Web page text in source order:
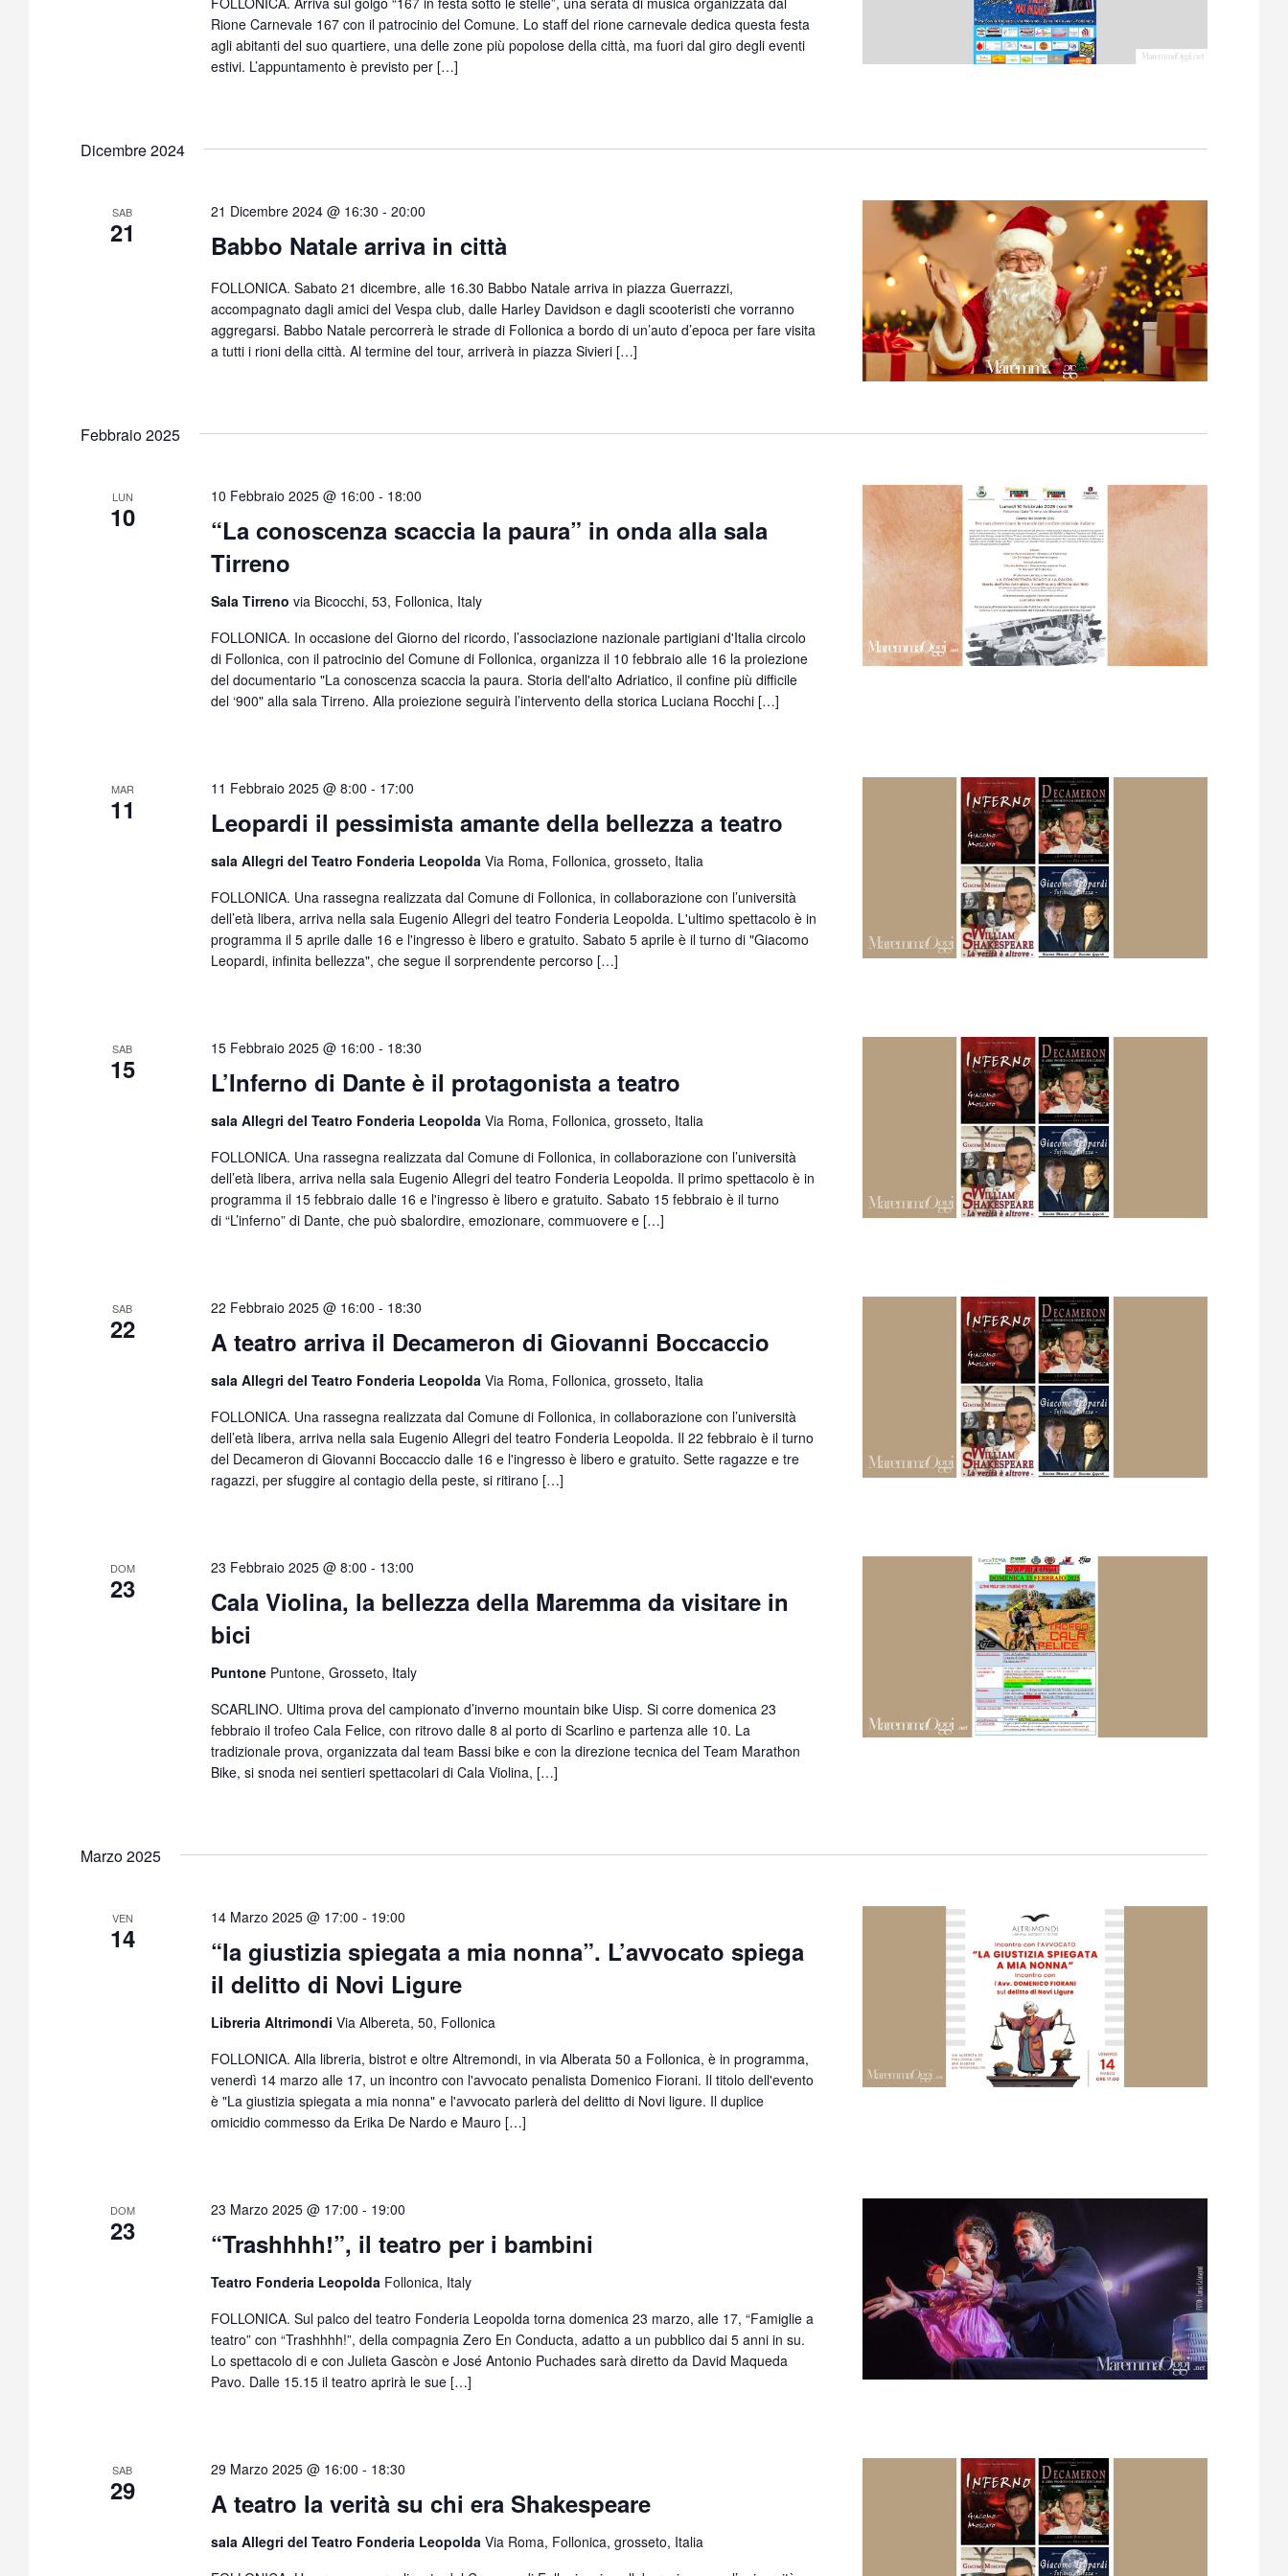
Rione Carnevale 167 con il patrocinio del Comune. Lo staff del rione carnevale dedica questa festa
agli abitanti del suo quartiere, una delle zone più popolose della città, ma fuori dal giro degli eventi
estivi. L’appuntamento è previsto per […]
Dicembre 2024
SAB
21 Babbo Natale arriva in città
21 Dicembre 2024 @ 16:30 - 20:00
FOLLONICA. Sabato 21 dicembre, alle 16.30 Babbo Natale arriva in piazza Guerrazzi,
accompagnato dagli amici del Vespa club, dalle Harley Davidson e dagli scooteristi che vorranno
aggregarsi. Babbo Natale percorrerà le strade di Follonica a bordo di un’auto d’epoca per fare visita
a tutti i rioni della città. Al termine del tour, arriverà in piazza Sivieri […]
Febbraio 2025
LUN
10
“La conoscenza scaccia la paura” in onda alla sala
Tirreno
10 Febbraio 2025 @ 16:00 - 18:00
Sala Tirreno via Bicocchi, 53, Follonica, Italy
FOLLONICA. In occasione del Giorno del ricordo, l’associazione nazionale partigiani d'Italia circolo
di Follonica, con il patrocinio del Comune di Follonica, organizza il 10 febbraio alle 16 la proiezione
del documentario "La conoscenza scaccia la paura. Storia dell'alto Adriatico, il confine più difficile
del ‘900" alla sala Tirreno. Alla proiezione seguirà l’intervento della storica Luciana Rocchi […]
MAR
11 Leopardi il pessimista amante della bellezza a teatro
11 Febbraio 2025 @ 8:00 - 17:00
sala Allegri del Teatro Fonderia Leopolda Via Roma, Follonica, grosseto, Italia
FOLLONICA. Una rassegna realizzata dal Comune di Follonica, in collaborazione con l’università
dell’età libera, arriva nella sala Eugenio Allegri del teatro Fonderia Leopolda. L'ultimo spettacolo è in
programma il 5 aprile dalle 16 e l'ingresso è libero e gratuito. Sabato 5 aprile è il turno di "Giacomo
Leopardi, infinita bellezza", che segue il sorprendente percorso […]
SAB
15 L’Inferno di Dante è il protagonista a teatro
15 Febbraio 2025 @ 16:00 - 18:30
sala Allegri del Teatro Fonderia Leopolda Via Roma, Follonica, grosseto, Italia
FOLLONICA. Una rassegna realizzata dal Comune di Follonica, in collaborazione con l’università
dell’età libera, arriva nella sala Eugenio Allegri del teatro Fonderia Leopolda. Il primo spettacolo è in
programma il 15 febbraio dalle 16 e l'ingresso è libero e gratuito. Sabato 15 febbraio è il turno
di “L’inferno” di Dante, che può sbalordire, emozionare, commuovere e […]
SAB
22 A teatro arriva il Decameron di Giovanni Boccaccio
22 Febbraio 2025 @ 16:00 - 18:30
sala Allegri del Teatro Fonderia Leopolda Via Roma, Follonica, grosseto, Italia
FOLLONICA. Una rassegna realizzata dal Comune di Follonica, in collaborazione con l’università
dell’età libera, arriva nella sala Eugenio Allegri del teatro Fonderia Leopolda. Il 22 febbraio è il turno
del Decameron di Giovanni Boccaccio dalle 16 e l'ingresso è libero e gratuito. Sette ragazze e tre
ragazzi, per sfuggire al contagio della peste, si ritirano […]
DOM
23
Cala Violina, la bellezza della Maremma da visitare in
bici
23 Febbraio 2025 @ 8:00 - 13:00
Puntone Puntone, Grosseto, Italy
SCARLINO. Ultima prova del campionato d’inverno mountain bike Uisp. Si corre domenica 23
febbraio il trofeo Cala Felice, con ritrovo dalle 8 al porto di Scarlino e partenza alle 10. La
tradizionale prova, organizzata dal team Bassi bike e con la direzione tecnica del Team Marathon
Bike, si snoda nei sentieri spettacolari di Cala Violina, […]
Marzo 2025
VEN
14
“la giustizia spiegata a mia nonna”. L’avvocato spiega
il delitto di Novi Ligure
14 Marzo 2025 @ 17:00 - 19:00
Libreria Altrimondi Via Albereta, 50, Follonica
FOLLONICA. Alla libreria, bistrot e oltre Altremondi, in via Alberata 50 a Follonica, è in programma,
venerdì 14 marzo alle 17, un incontro con l'avvocato penalista Domenico Fiorani. Il titolo dell'evento
è "La giustizia spiegata a mia nonna" e l'avvocato parlerà del delitto di Novi ligure. Il duplice
omicidio commesso da Erika De Nardo e Mauro […]
DOM
23 “Trashhhh!”, il teatro per i bambini
23 Marzo 2025 @ 17:00 - 19:00
Teatro Fonderia Leopolda Follonica, Italy
FOLLONICA. Sul palco del teatro Fonderia Leopolda torna domenica 23 marzo, alle 17, “Famiglie a
teatro” con “Trashhhh!”, della compagnia Zero En Conducta, adatto a un pubblico dai 5 anni in su.
Lo spettacolo di e con Julieta Gascòn e José Antonio Puchades sarà diretto da David Maqueda
Pavo. Dalle 15.15 il teatro aprirà le sue […]
SAB
29 A teatro la verità su chi era Shakespeare
29 Marzo 2025 @ 16:00 - 18:30
sala Allegri del Teatro Fonderia Leopolda Via Roma, Follonica, grosseto, Italia